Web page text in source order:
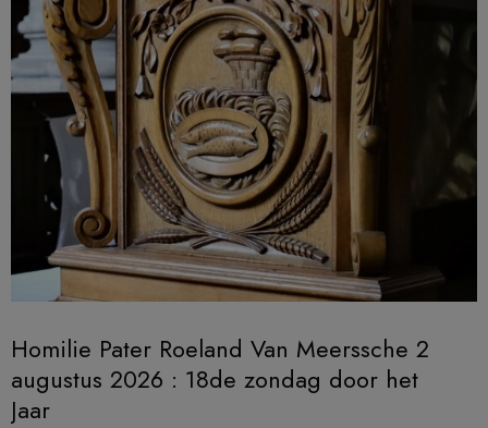
Homilie Pater Roeland Van Meerssche 2
augustus 2026 : 18de zondag door het
Jaar